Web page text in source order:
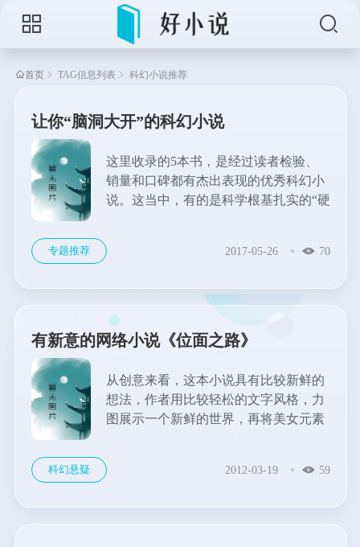
首页 TAG信息列表 科幻小说推荐
让你“脑洞大开”的科幻小说
这里收录的5本书，是经过读者检验、
销量和口碑都有杰出表现的优秀科幻小
说。这当中，有的是科学根基扎实的“硬
研究定调；还有的以科幻作外衣，写尽
它们都代表了人类探索活动的极限，开
拓了人类想象力的疆界，并且都跨越了
科幻类别，吸引无数读者进入了真正的
专题推荐 2017-05-26 70
有新意的网络小说《位面之路》
从创意来看，这本小说具有比较新鲜的
想法，作者用比较轻松的文字风格，力
图展示一个新鲜的世界，再将美女元素
可以说是一种先锋性的实验题材，相信
科幻悬疑 2012-03-19 59